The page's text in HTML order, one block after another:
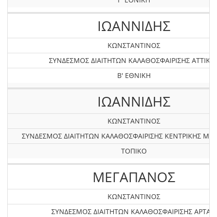
ΙΩΑΝΝΙΔΗΣ
ΚΩΝΣΤΑΝΤΙΝΟΣ
ΣΥΝΔΕΣΜΟΣ ΔΙΑΙΤΗΤΩΝ ΚΑΛΑΘΟΣΦΑΙΡΙΣΗΣ
Β' ΕΘΝΙΚΗ
ΙΩΑΝΝΙΔΗΣ
ΚΩΝΣΤΑΝΤΙΝΟΣ
ΣΥΝΔΕΣΜΟΣ ΔΙΑΙΤΗΤΩΝ ΚΑΛΑΘΟΣΦΑΙΡΙΣΗΣ KEΝΤΡΙΚΗΣ
ΤΟΠΙΚΟ
ΜΕΓΑΠΑΝΟΣ
ΚΩΝΣΤΑΝΤΙΝΟΣ
ΣΥΝΔΕΣΜΟΣ ΔΙΑΙΤΗΤΩΝ ΚΑΛΑΘΟΣΦΑΙΡΙΣΗΣ ΑΡΤΑΣ